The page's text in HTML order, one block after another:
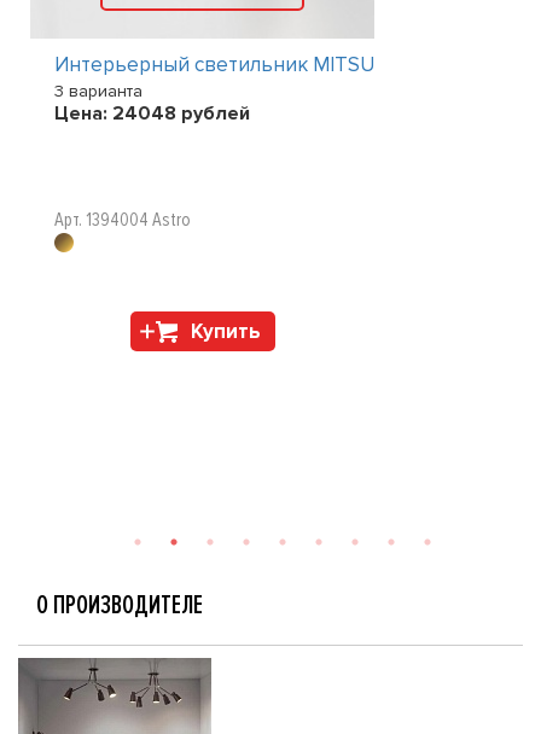
Интерьерный светильник MITSU
3 варианта
Цена: 24048 рублей
Арт. 1394004 Astro
Купить
О ПРОИЗВОДИТЕЛЕ